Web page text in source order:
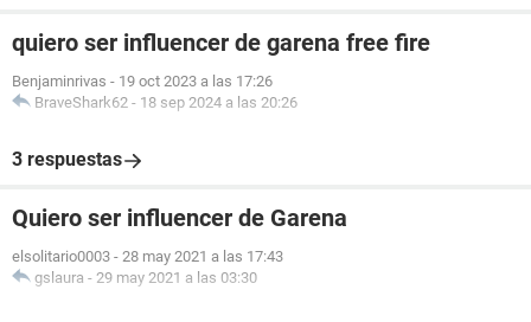
quiero ser influencer de garena free fire
Benjaminrivas - 19 oct 2023 a las 17:26
BraveShark62 - 18 sep 2024 a las 20:26
3 respuestas
Quiero ser influencer de Garena
elsolitario0003 - 28 may 2021 a las 17:43
gslaura - 29 may 2021 a las 03:30